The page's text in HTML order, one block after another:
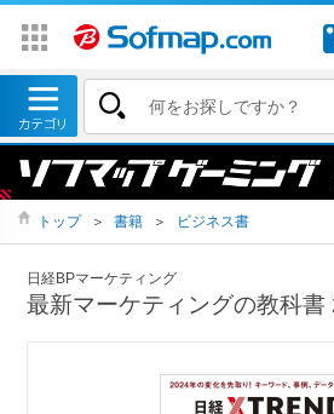
トップ ＞ 書籍 ＞ ビジネス書
日経BPマーケティング
最新マーケティングの教科書